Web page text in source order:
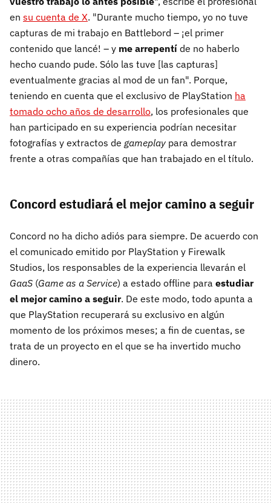
en su cuenta de X. "Durante mucho tiempo, yo no tuve
capturas de mi trabajo en Battlebord – ¡el primer
contenido que lancé! – y me arrepentí de no haberlo
hecho cuando pude. Sólo las tuve [las capturas]
eventualmente gracias al mod de un fan". Porque,
teniendo en cuenta que el exclusivo de PlayStation ha
tomado ocho años de desarrollo, los profesionales que
han participado en su experiencia podrían necesitar
fotografías y extractos de gameplay para demostrar
frente a otras compañías que han trabajado en el título.
Concord estudiará el mejor camino a seguir
Concord no ha dicho adiós para siempre. De acuerdo con
el comunicado emitido por PlayStation y Firewalk
Studios, los responsables de la experiencia llevarán el
GaaS (Game as a Service) a estado offline para estudiar
el mejor camino a seguir. De este modo, todo apunta a
que PlayStation recuperará su exclusivo en algún
momento de los próximos meses; a fin de cuentas, se
trata de un proyecto en el que se ha invertido mucho
dinero.